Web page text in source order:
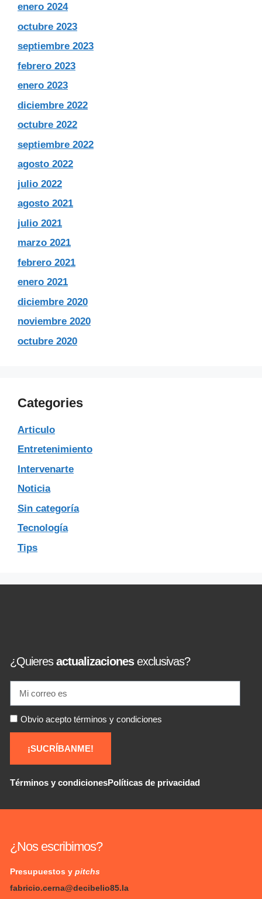
enero 2024
octubre 2023
septiembre 2023
febrero 2023
enero 2023
diciembre 2022
octubre 2022
septiembre 2022
agosto 2022
julio 2022
agosto 2021
julio 2021
marzo 2021
febrero 2021
enero 2021
diciembre 2020
noviembre 2020
octubre 2020
Categories
Articulo
Entretenimiento
Intervenarte
Noticia
Sin categoría
Tecnología
Tips
¿Quieresactualizacionesexclusivas?
Obvio acepto términos y condiciones
¡SUCRÍBANME!
Términos y condicionesPolíticas de privacidad
¿Nos escribimos?
Presupuestos y pitchs
fabricio.cerna@decibelio85.la